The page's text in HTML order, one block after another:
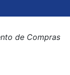
de Compras